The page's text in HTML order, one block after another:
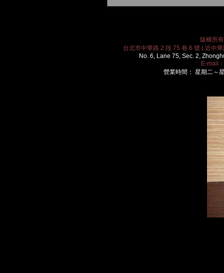
版權所
台北市中華路 2 段 75 巷 6 號 ( 近中
No. 6, Lane 75, Sec. 2,
E-mail：
營業時間： 星期二～